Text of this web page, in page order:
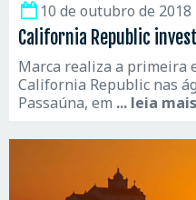
10 de outubro de 2018
California Republic
Marca realiza a primeira
California Republic nas
Passaúna, em ... leia mais